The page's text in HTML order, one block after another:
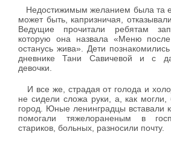
Недостижимым желанием была та
может быть, капризничая,
Ведущие прочитали ребятам
которую она назвала «Меню
останусь жива». Дети
дневнике Тани Савичевой и с
девочки.
И все же, страдая от голода и
не сидели сложа руки, а, как могли,
город. Юные ленинградцы вставали к
помогали тяжелораненым в
стариков, больных, разносили почту.